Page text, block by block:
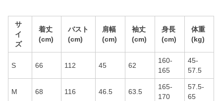
サ
イ
ズ
着丈
(cm)
バスト
(cm)
肩幅
(cm)
袖丈
(cm)
身長
(cm)
体重
(kg)
S 66 112 45 62
160-
165
45-
57.5
M 68 116 46.5 63.5
165-
170
57.5-
65